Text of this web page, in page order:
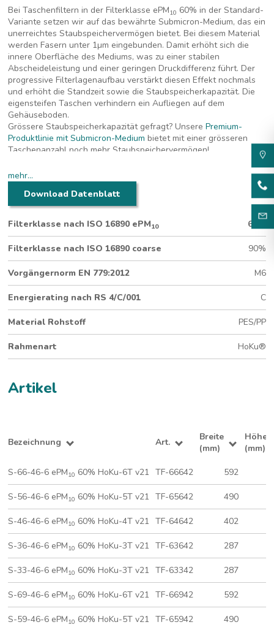
Bei Taschenfiltern in der Filterklasse ePM10 60% in der Standard-
Variante setzen wir auf das bewährte Submicron-Medium, das ein
unerreichtes Staubspeichervermögen bietet. Bei diesem Material
werden Fasern unter 1µm eingebunden. Damit erhöht sich die
innere Oberfläche des Mediums, was zu einer stabilen
Abscheideleistung und einer geringen Druckdifferenz führt. Der
progressive Filterlagenaufbau verstärkt diesen Effekt nochmals
und erhöht die Standzeit sowie die Staubspeicherkapazität. Die
eigensteifen Taschen verhindern ein Aufliegen auf dem
Gehäuseboden.
Grössere Staubspeicherkapazität gefragt? UnserePremium-
Produktlinie mit Submicron-Medium bietet mit einer grösseren
Taschenanzahl noch mehr Staubspeichervermögen!
Standard-Taschenfilter für grosse Staubmengen
460 mm Tiefe
6 Taschen (592 x 592 mm)
®
mehr...
Download Datenblatt
Filterklasse nach ISO 16890 ePM10 60%
Filterklasse nach ISO 16890 coarse 90%
Vorgängernorm EN 779:2012 M6
Energierating nach RS 4/C/001 C
Material Rohstoff PES/PP
Rahmenart HoKu®
Artikel
Bezeichnung Art.
Breite
(mm)
Höhe
(mm)
S-66-46-6 ePM10 60% HoKu-6T v21 TF-66642 592
S-56-46-6 ePM10 60% HoKu-5T v21 TF-65642 490
S-46-46-6 ePM10 60% HoKu-4T v21 TF-64642 402
S-36-46-6 ePM10 60% HoKu-3T v21 TF-63642 287
S-33-46-6 ePM10 60% HoKu-3T v21 TF-63342 287
S-69-46-6 ePM10 60% HoKu-6T v21 TF-66942 592
S-59-46-6 ePM10 60% HoKu-5T v21 TF-65942 490